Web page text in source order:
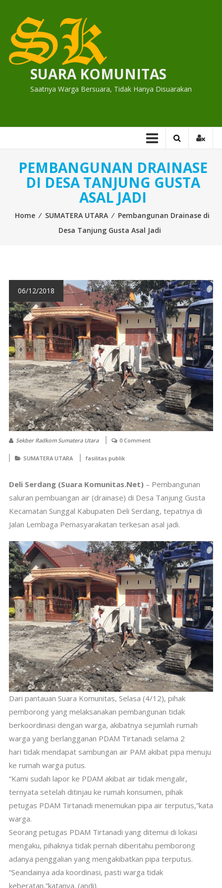
content
SUARA KOMUNITAS
Saatnya Warga Bersuara, Tidak Hanya Disuarakan
PEMBANGUNAN DRAINASE
DI DESA TANJUNG GUSTA
ASAL JADI
Home ⁄ SUMATERA UTARA ⁄ Pembangunan Drainase di
Desa Tanjung Gusta Asal Jadi
06/12/2018
Sekber Radkom Sumatera Utara 0 Comment
SUMATERA UTARA fasilitas publik
Deli Serdang (Suara Komunitas.Net)– Pembangunan
saluran pembuangan air (drainase) di Desa Tanjung Gusta
Kecamatan Sunggal Kabupaten Deli Serdang, tepatnya di
Jalan Lembaga Pemasyarakatan terkesan asal jadi.
Dari pantauan Suara Komunitas, Selasa (4/12), pihak
pemborong yang melaksanakan pembangunan tidak
berkoordinasi dengan warga, akibatnya sejumlah rumah
warga yang berlangganan PDAM Tirtanadi selama 2
hari tidak mendapat sambungan air PAM akibat pipa menuju
ke rumah warga putus.
“Kami sudah lapor ke PDAM akibat air tidak mengalir,
ternyata setelah ditinjau ke rumah konsumen, pihak
petugas PDAM Tirtanadi menemukan pipa air terputus,”kata
warga.
Seorang petugas PDAM Tirtanadi yang ditemui di lokasi
mengaku, pihaknya tidak pernah diberitahu pemborong
adanya penggalian yang mengakibatkan pipa terputus.
“Seandainya ada koordinasi, pasti warga tidak
keberatan,”katanya. (andi)